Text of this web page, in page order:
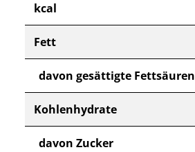
kcal
Fett
davon gesättigte Fettsäuren
Kohlenhydrate
davon Zucker